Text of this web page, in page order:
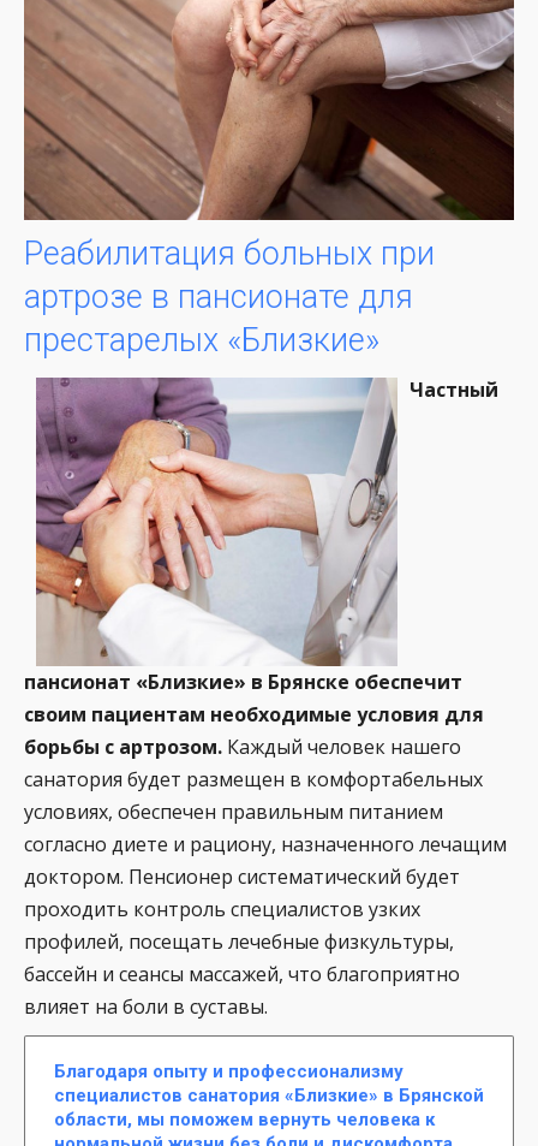
Реабилитация больных при
артрозе в пансионате для
престарелых «Близкие»
Частный
пансионат «Близкие» в Брянске обеспечит
своим пациентам необходимые условия для
борьбы с артрозом. Каждый человек нашего
санатория будет размещен в комфортабельных
условиях, обеспечен правильным питанием
согласно диете и рациону, назначенного лечащим
доктором. Пенсионер систематический будет
проходить контроль специалистов узких
профилей, посещать лечебные физкультуры,
бассейн и сеансы массажей, что благоприятно
влияет на боли в суставы.
Благодаря опыту и профессионализму
специалистов санатория «Близкие» в Брянской
области, мы поможем вернуть человека к